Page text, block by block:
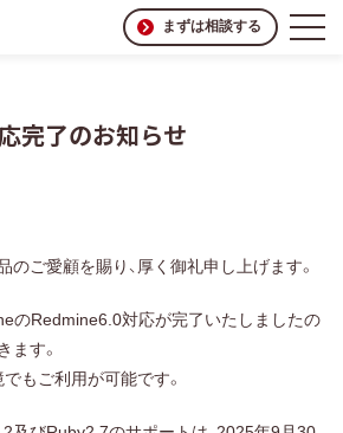
まずは相談する
完了のお知らせ
ご愛顧を賜り、厚く御礼申し上げます。
のRedmine6.0対応が完了いたしましたの
ます。
もご利用が可能です。